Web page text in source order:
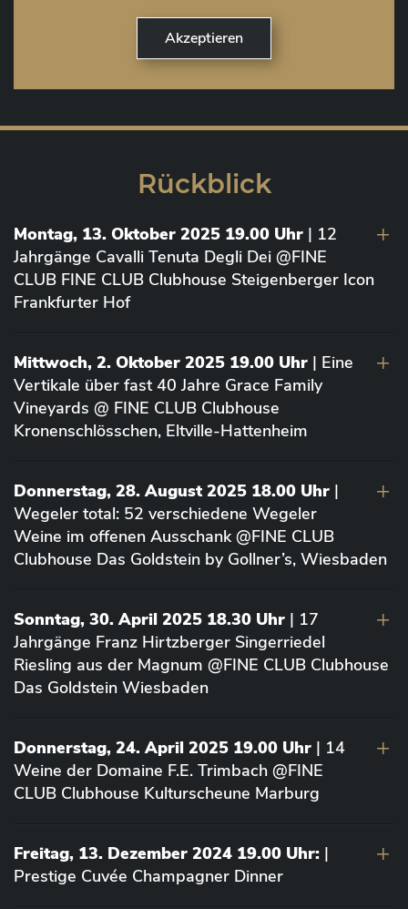
Rückblick
Montag, 13. Oktober 2025 19.00 Uhr | 12
Jahrgänge Cavalli Tenuta Degli Dei @FINE
CLUB FINE CLUB Clubhouse Steigenberger Icon
Frankfurter Hof
Mittwoch, 2. Oktober 2025 19.00 Uhr | Eine
Vertikale über fast 40 Jahre Grace Family
Vineyards @ FINE CLUB Clubhouse
Kronenschlösschen, Eltville-Hattenheim
Donnerstag, 28. August 2025 18.00 Uhr |
Wegeler total: 52 verschiedene Wegeler
Weine im offenen Ausschank @FINE CLUB
Clubhouse Das Goldstein by Gollner’s, Wiesbaden
Sonntag, 30. April 2025 18.30 Uhr | 17
Jahrgänge Franz Hirtzberger Singerriedel
Riesling aus der Magnum @FINE CLUB Clubhouse
Das Goldstein Wiesbaden
Donnerstag, 24. April 2025 19.00 Uhr | 14
Weine der Domaine F.E. Trimbach @FINE
CLUB Clubhouse Kulturscheune Marburg
Freitag, 13. Dezember 2024 19.00 Uhr: |
Prestige Cuvée Champagner Dinner